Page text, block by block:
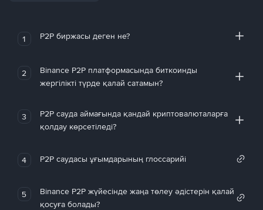
1 P2P биржасы деген не?
2
Binance P2P платформасында биткоинды
жергілікті түрде қалай сатамын?
3
P2P сауда аймағында қандай криптовалюталарға
қолдау көрсетіледі?
4 P2P саудасы ұғымдарының глоссарийі
5
Binance P2P жүйесінде жаңа төлеу әдістерін қалай
қосуға болады?